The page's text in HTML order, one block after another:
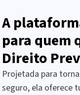
A
para quem
Direito
Projetada para
seguro, ela oferece